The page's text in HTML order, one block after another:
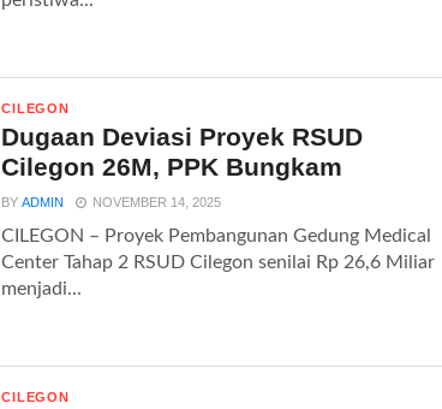
CILEGON
Dugaan Deviasi Proyek RSUD
Cilegon 26M, PPK Bungkam
BYADMIN NOVEMBER 14, 2025
CILEGON – Proyek Pembangunan Gedung Medical
Center Tahap 2 RSUD Cilegon senilai Rp 26,6 Miliar
menjadi...
CILEGON